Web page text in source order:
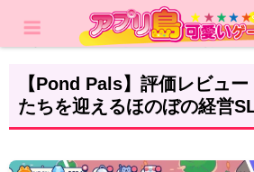
レビュー カジュア
【Pond Pals】評価レビュ
たちを迎えるほのぼの経営